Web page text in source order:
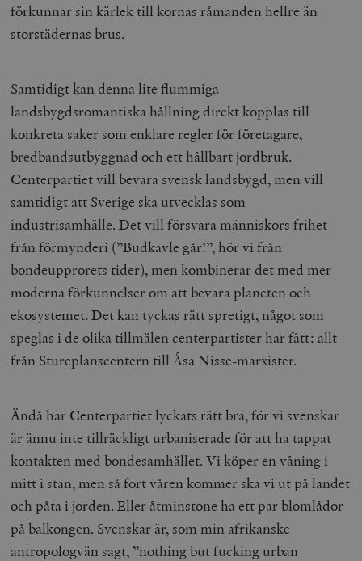
förkunnar sin kärlek till kornas råmanden hellre än
storstädernas brus.
Samtidigt kan denna lite flummiga
landsbygdsromantiska hållning direkt kopplas till
konkreta saker som enklare regler för företagare,
bredbandsutbyggnad och ett hållbart jordbruk.
Centerpartiet vill bevara svensk landsbygd, men vill
samtidigt att Sverige ska utvecklas som
industrisamhälle. Det vill försvara människors frihet
från förmynderi (”Budkavle går!”, hör vi från
bondeupprorets tider), men kombinerar det med mer
moderna förkunnelser om att bevara planeten och
ekosystemet. Det kan tyckas rätt spretigt, något som
speglas i de olika tillmälen centerpartister har fått: allt
från Stureplanscentern till Åsa Nisse-marxister.
Ändå har Centerpartiet lyckats rätt bra, för vi svenskar
är ännu inte tillräckligt urbaniserade för att ha tappat
kontakten med bondesamhället. Vi köper en våning i
mitt i stan, men så fort våren kommer ska vi ut på landet
och påta i jorden. Eller åtminstone ha ett par blomlådor
på balkongen. Svenskar är, som min afrikanske
antropologvän sagt, ”nothing but fucking urban